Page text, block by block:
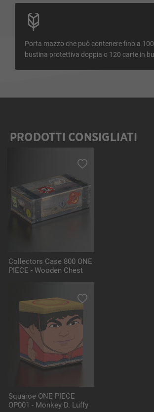
Porta mazzo che può contenere fino a
bustina protettiva doppia o 120 carte in
Salta la galleria dei prodotti
PRODOTTI CONSIGLIATI
Collectors Case 800 ONE
PIECE - Wooden Chest
Squaroe ONE PIECE
OP001 - Monkey D. Luffy